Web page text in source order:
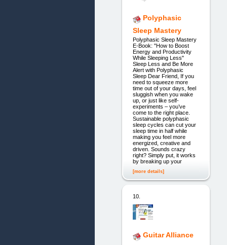
Polyphasic
Sleep Mastery
Polyphasic Sleep Mastery
E-Book: "How to Boost
Energy and Productivity
While Sleeping Less"
Sleep Less and Be More
Alert with Polyphasic
Sleep Dear Friend, If you
need to squeeze more
time out of your days, feel
sluggish when you wake
up, or just like self-
experiments – you’ve
come to the right place.
Sustainable polyphasic
sleep cycles can cut your
sleep time in half while
making you feel more
energized, creative and
driven. Sounds crazy
right? Simply put, it works
by breaking up your
[more details]
10.
Guitar Alliance